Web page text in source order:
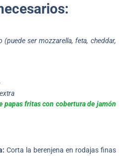
(puede ser mozzarella, feta, cheddar,
papas fritas con cobertura de jamón
Corta la berenjena en rodajas finas